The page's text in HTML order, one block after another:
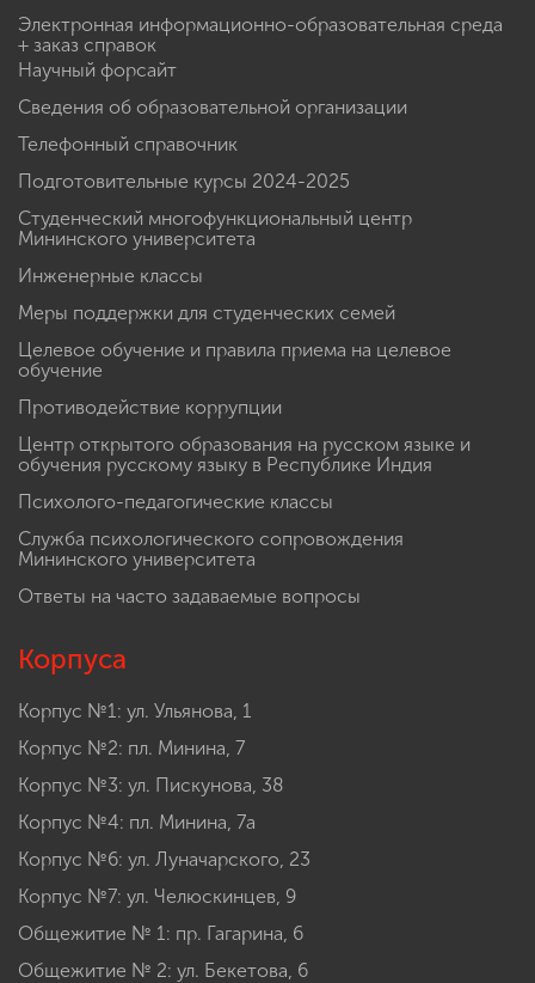
Электронная информационно-образовательная среда
+ заказ справок
Научный форсайт
Сведения об образовательной организации
Телефонный справочник
Подготовительные курсы 2024-2025
Студенческий многофункциональный центр
Мининского университета
Инженерные классы
Меры поддержки для студенческих семей
Целевое обучение и правила приема на целевое
обучение
Противодействие коррупции
Центр открытого образования на русском языке и
обучения русскому языку в Республике Индия
Психолого-педагогические классы
Служба психологического сопровождения
Мининского университета
Ответы на часто задаваемые вопросы
Корпуса
Корпус №1: ул. Ульянова, 1
Корпус №2: пл. Минина, 7
Корпус №3: ул. Пискунова, 38
Корпус №4: пл. Минина, 7а
Корпус №6: ул. Луначарского, 23
Корпус №7: ул. Челюскинцев, 9
Общежитие № 1: пр. Гагарина, 6
Общежитие № 2: ул. Бекетова, 6